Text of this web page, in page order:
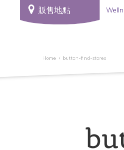
販售地點
Home button-find-stores